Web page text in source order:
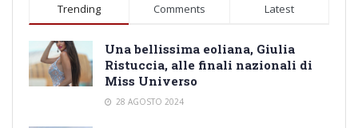
Trending Comments Latest
Una bellissima eoliana, Giulia
Ristuccia, alle finali nazionali di
Miss Universo
28 AGOSTO 2024